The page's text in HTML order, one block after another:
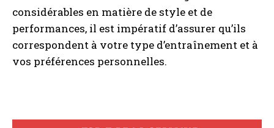
considérables en matière de style et de
performances, il est impératif d’assurer qu’ils
correspondent à votre type d’entraînement et à
vos préférences personnelles.